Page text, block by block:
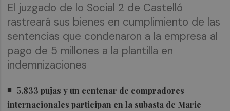
El juzgado de lo Social 2 de Castelló
rastreará sus bienes en cumplimiento de las
sentencias que condenaron a la empresa al
pago de 5 millones a la plantilla en
indemnizaciones
5.833 pujas y un centenar de compradores
internacionales participan en la subasta de Marie